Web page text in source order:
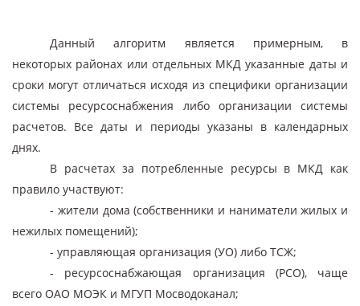
Данный алгоритм является примерным, в
некоторых районах или отдельных МКД указанные даты и
сроки могут отличаться исходя из специфики организации
системы ресурсоснабжения либо организации системы
расчетов. Все даты и периоды указаны в календарных
днях.
В расчетах за потребленные ресурсы в МКД как
правило участвуют:
- жители дома (собственники и наниматели жилых и
нежилых помещений);
- управляющая организация (УО) либо ТСЖ;
- ресурсоснабжающая организация (РСО), чаще
всего ОАО МОЭК и МГУП Мосводоканал;